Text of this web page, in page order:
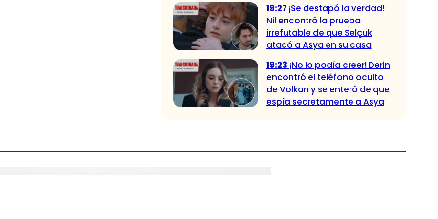
19:27 ¡Se destapó la verdad!
Nil encontró la prueba
irrefutable de que Selçuk
atacó a Asya en su casa
19:23 ¡No lo podía creer! Derin
encontró el teléfono oculto
de Volkan y se enteró de que
espía secretamente a Asya